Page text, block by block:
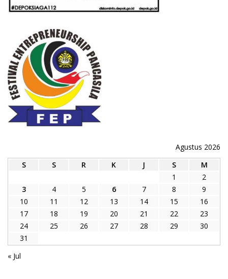
Agustus 2026
S
S R K J S
M
1
2
3
4 5 6 7 8
9
10
11 12 13 14 15
16
17
18 19 20 21 22
23
24
25 26 27 28 29
30
31
« Jul